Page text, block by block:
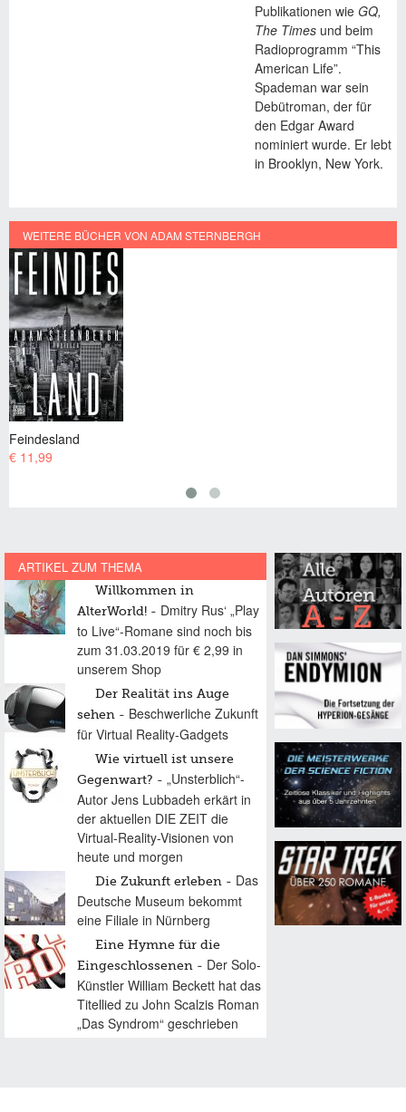
Publikationen wie GQ,
The Times und beim
Radioprogramm “This
American Life”.
Spademan war sein
Debütroman, der für
den Edgar Award
nominiert wurde. Er lebt
in Brooklyn, New York.
WEITERE BÜCHER VON ADAM STERNBERGH
ARTIKEL ZUM THEMA
Willkommen in
AlterWorld!
Dmitry Rus‘ „Play
to Live“-Romane sind noch bis
zum 31.03.2019 für € 2,99 in
unserem Shop
Der Realität ins Auge
sehen
Beschwerliche Zukunft
für Virtual Reality-Gadgets
Wie virtuell ist unsere
Gegenwart?
„Unsterblich“-
Autor Jens Lubbadeh erkärt in
der aktuellen DIE ZEIT die
Virtual-Reality-Visionen von
heute und morgen
Die Zukunft erleben
Das
Deutsche Museum bekommt
eine Filiale in Nürnberg
Eine Hymne für die
Eingeschlossenen
Der Solo-
Künstler William Beckett hat das
Titellied zu John Scalzis Roman
„Das Syndrom“ geschrieben